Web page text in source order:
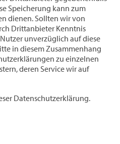
Speicherung kann zum
dienen. Sollten wir von
Drittanbieter Kenntnis
unverzüglich auf diese
in diesem Zusammenhang
zu einzelnen
deren Service wir auf
Datenschutzerklärung.